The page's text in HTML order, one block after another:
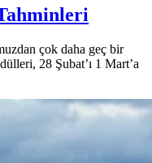
çok daha geç bir
28 Şubat’ı 1 Mart’a